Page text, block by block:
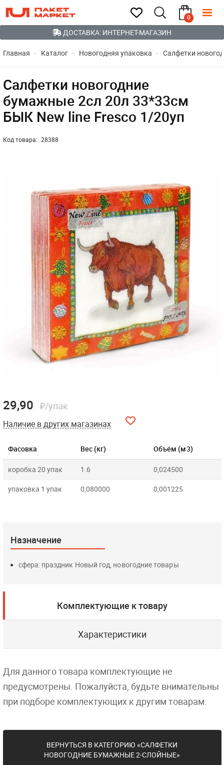
0
ДОСТАВКА: ИНТЕРНЕТ-МАГАЗИН
Главная Каталог Новогодняя упаковка Салфетки
Салфетки новогодние
бумажные 2сл 20л 33*33см
БЫК New line Fresco 1/20уп
Код товара: 28388
Фасовка Вес (кг) Объём (м3)
коробка 20 упак 1.6 0,024500
упаковка 1 упак 0,080000 0,001225
29,90 ₽/упак
Наличие в других магазинах
Назначение
сфера: праздник Новый год, новогодние товары
Комплектующие к товару
Характеристики
Для данного товара комплектующие не
предусмотрены. Пожалуйста, будьте внимательны
при подборе комплектующих к другим товарам.
ВЕРНУТЬСЯ В КАТЕГОРИЮ «САЛФЕТКИ
НОВОГОДНИЕ БУМАЖНЫЕ 2-СЛОЙНЫЕ»